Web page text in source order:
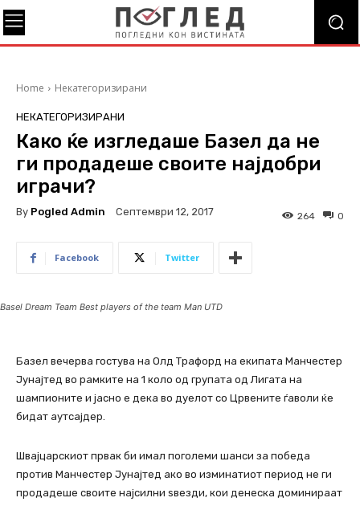
Home Некатегоризирани
НЕКАТЕГОРИЗИРАНИ
Како ќе изгледаше Базел да не
ги продадеше своите најдобри
играчи?
By Pogled Admin Септември 12, 2017 0
264
Facebook Twitter
Basel Dream Team Best players of the team Man UTD
Базел вечерва гостува на Олд Трафорд на екипата Манчестер
Јунајтед во рамките на 1 коло од групата од Лигата на
шампионите и јасно е дека во дуелот со Црвените ѓаволи ќе
бидат аутсајдер.
Швајцарскиот првак би имал поголеми шанси за победа
против Манчестер Јунајтед ако во изминатиот период не ги
продадеше своите најсилни ѕвезди, кои денеска доминираат